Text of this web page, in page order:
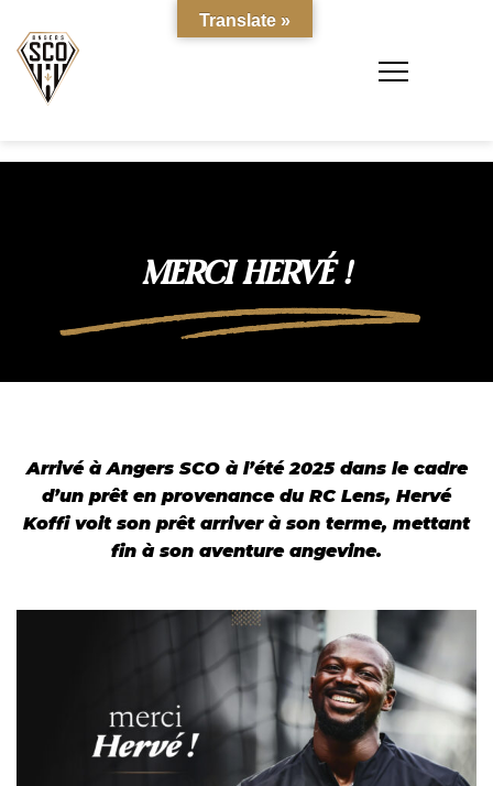
MERCI HERVÉ !
Arrivé à Angers SCO à l’été 2025 dans le cadre
d’un prêt en provenance du RC Lens, Hervé
Koffi voit son prêt arriver à son terme, mettant
fin à son aventure angevine.
Translate »